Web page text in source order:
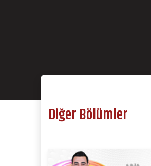
Diğer Bölümler